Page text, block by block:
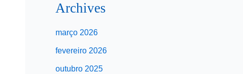
Archives
março 2026
fevereiro 2026
outubro 2025